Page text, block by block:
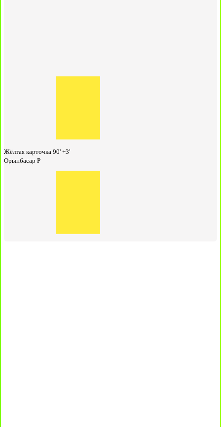
Жёлтая карточка 90' +3'
Орынбасар Р